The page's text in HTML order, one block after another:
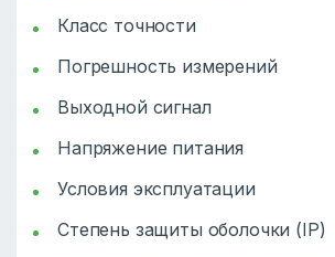
Класс точности
Погрешность измерений
Выходной сигнал
Напряжение питания
Условия эксплуатации
Степень защиты оболочки (IP)